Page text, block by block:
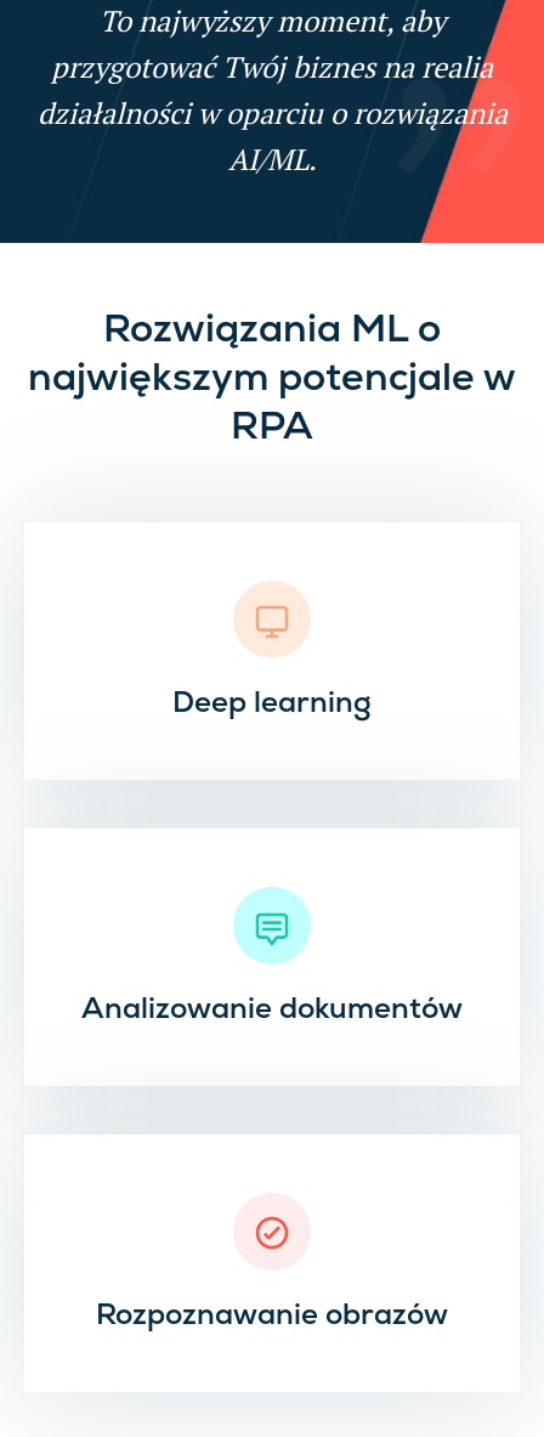
To najwyższy moment, aby
przygotować Twój biznes na realia
działalności w oparciu o rozwiązania
AI/ML.
Rozwiązania ML o
największym potencjale w
RPA
Deep learning
Analizowanie dokumentów
Rozpoznawanie obrazów